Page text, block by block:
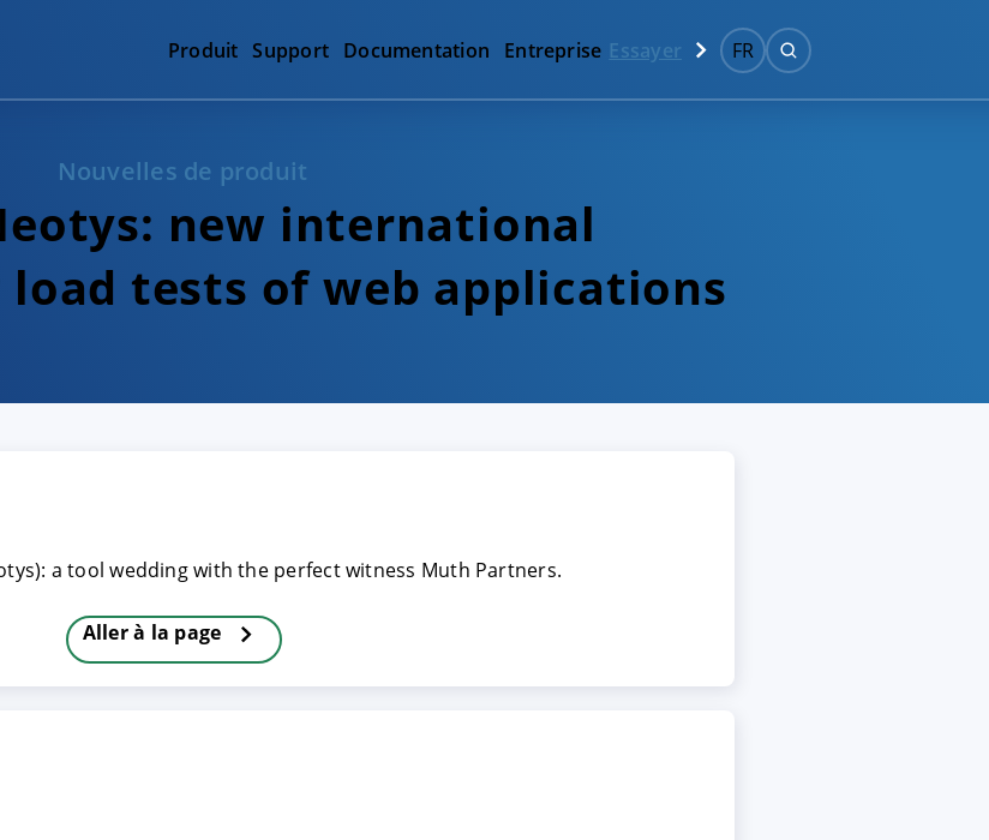
Produit Support Documentation Entreprise Essayer FR
Nouvelles de produit
new international
tests of web applications
a tool wedding with the perfect witness Muth Partners.
Aller à la page
REFUSER